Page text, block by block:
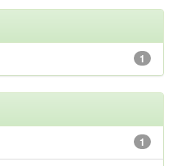
1
1